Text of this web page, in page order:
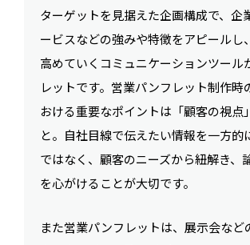
ターゲットを見据えた企画構成で、企
ービスなどの強みや特徴をアピールし
高めていくコミュニケーションツール
レットです。営業パンフレット制作時
おける重要なポイントは「顧客の視点
と。自社目線で伝えたい情報を一方的
ではなく、顧客のニーズから紐解き、
を心がけることが大切です。
また営業パンフレットは、展示会など